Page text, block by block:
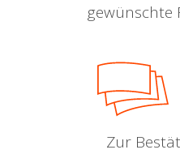
gewünschte
Zur